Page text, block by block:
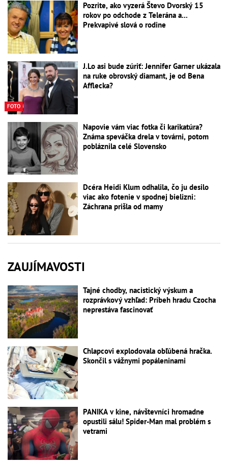
Pozrite, ako vyzerá Števo Dvorský 15
rokov po odchode z Telerána a...
Prekvapivé slová o rodine
FOTO
J.Lo asi bude zúriť: Jennifer Garner ukázala
na ruke obrovský diamant, je od Bena
Afflecka?
Napovie vám viac fotka či karikatúra?
Známa speváčka drela v továrni, potom
pobláznila celé Slovensko
Dcéra Heidi Klum odhalila, čo ju desilo
viac ako fotenie v spodnej bielizni:
Záchrana prišla od mamy
ZAUJÍMAVOSTI
Tajné chodby, nacistický výskum a
rozprávkový vzhľad: Príbeh hradu Czocha
neprestáva fascinovať
Chlapcovi explodovala obľúbená hračka.
Skončil s vážnymi popáleninami
PANIKA v kine, návštevníci hromadne
opustili sálu! Spider-Man mal problém s
vetrami